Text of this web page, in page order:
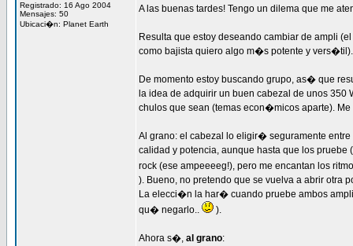
Registrado: 16 Ago 2004
Mensajes: 50
Ubicaci�n: Planet Earth
A las buenas tardes! Tengo un dilema que me
Resulta que estoy deseando cambiar de ampli
como bajista quiero algo m�s potente y vers�til).
De momento estoy buscando grupo, as� que
la idea de adquirir un buen cabezal de unos 350
chulos que sean (temas econ�micos aparte).
Al grano: el cabezal lo eligir� seguramente
calidad y potencia, aunque hasta que los
rock (ese ampeeeeg!), pero me encantan los
). Bueno, no pretendo que se vuelva a abrir otra
La elecci�n la har� cuando pruebe ambos
qu� negarlo..
).
Ahora s�, al grano: